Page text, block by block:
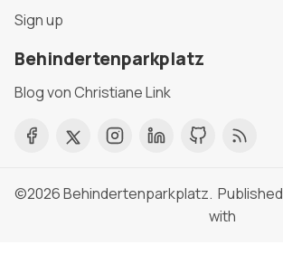
Sign up
Behindertenparkplatz
Blog von Christiane Link
©2026Behindertenparkplatz. Published
with